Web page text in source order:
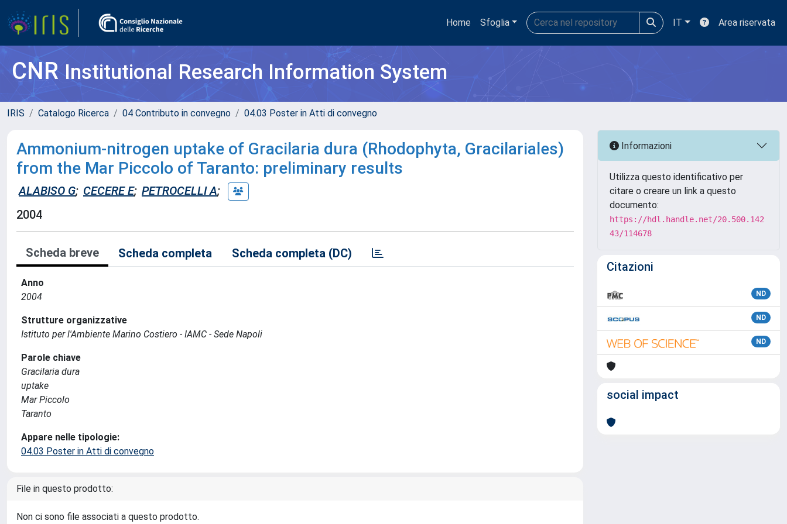
Home Sfoglia IT Area riservata
CNRInstitutional Research Information System
IRIS Catalogo Ricerca 04 Contributo in convegno 04.03 Poster in Atti di convegno
Ammonium-nitrogen uptake of Gracilaria dura (Rhodophyta, Gracilariales)
from the Mar Piccolo of Taranto: preliminary results
ALABISO G; CECERE E; PETROCELLI A;
2004
Scheda breve Scheda completa Scheda completa (DC)
Anno
2004
Strutture organizzative
Istituto per l'Ambiente Marino Costiero - IAMC - Sede Napoli
Parole chiave
Gracilaria dura
uptake
Mar Piccolo
Taranto
Appare nelle tipologie:
04.03 Poster in Atti di convegno
File in questo prodotto:
Non ci sono file associati a questo prodotto.
Informazioni
Utilizza questo identificativo per
citare o creare un link a questo
documento:
https://hdl.handle.net/20.500.142
43/114678
Citazioni
ND
ND
ND
social impact